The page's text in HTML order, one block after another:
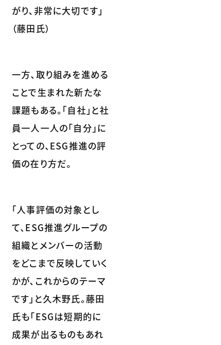
がり、非常に大切です」
（藤田氏）
一方、取り組みを進める
ことで生まれた新たな
課題もある。「自社」と社
員一人一人の「自分」に
とっての、ESG推進の評
価の在り方だ。
「人事評価の対象とし
て、ESG推進グループの
組織とメンバーの活動
をどこまで反映していく
かが、これからのテーマ
です」と久木野氏。藤田
氏も「ESGは短期的に
成果が出るものもあれ